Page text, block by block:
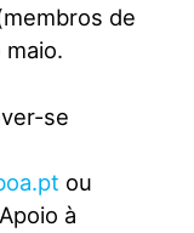
de
maio.
se
ou
à